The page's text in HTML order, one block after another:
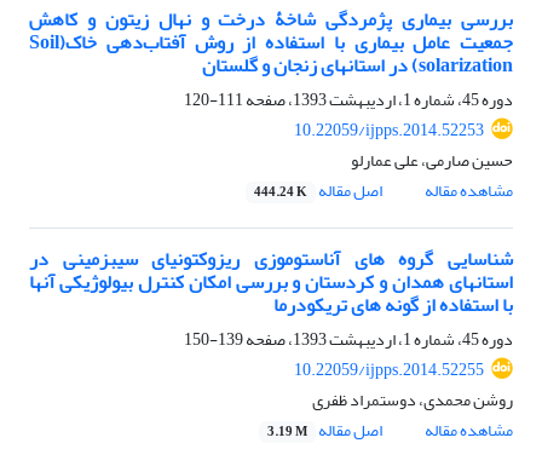
بررسی بیماری پژمردگی شاخۀ درخت و نهال زیتون و کاهش
جمعیت عامل بیماری با استفاده از روش آفتاب‌دهی خاک(Soil
solarization) در استان‏های زنجان و گلستان
دوره 45، شماره 1، اردیبهشت 1393، صفحه
111-120
10.22059/ijpps.2014.52253
حسین صارمی، علی عمارلو
مشاهده مقاله
اصل مقاله 444.24 K
شناسایی گروه ‏های آناستوموزی ریزوکتونیای سیب‏زمینی در
استان‏های همدان و کردستان و بررسی امکان کنترل بیولوژیکی آنها
با استفاده از گونه‏ های تریکودرما
دوره 45، شماره 1، اردیبهشت 1393، صفحه
139-150
10.22059/ijpps.2014.52255
روشن محمدی، دوستمراد ظفری
مشاهده مقاله
اصل مقاله 3.19 M